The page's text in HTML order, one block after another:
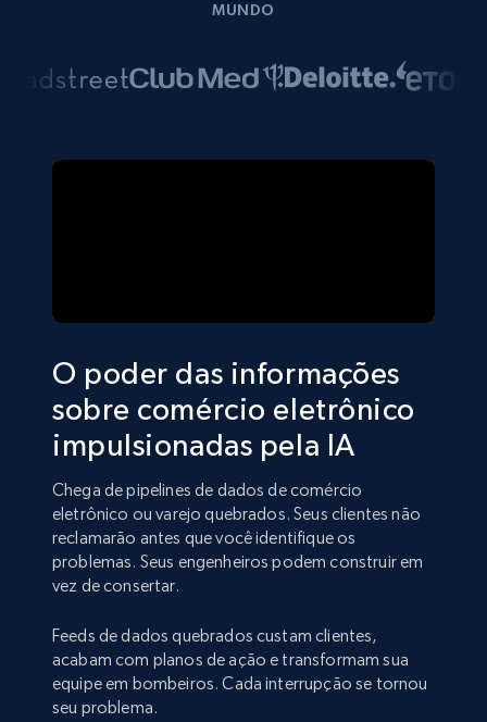
MUNDO
O poder das informações
sobre comércio eletrônico
impulsionadas pela IA
Chega de pipelines de dados de comércio
eletrônico ou varejo quebrados. Seus clientes não
reclamarão antes que você identifique os
problemas. Seus engenheiros podem construir em
vez de consertar.
Feeds de dados quebrados custam clientes,
acabam com planos de ação e transformam sua
equipe em bombeiros. Cada interrupção se tornou
seu problema.